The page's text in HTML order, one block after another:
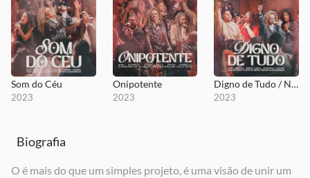
Som do Céu
2023
Onipotente
2023
Digno de Tudo / Nada Mais Satisfaz / Até Que Nada Mais Importe
2023
Biografia
O é mais do que um simples projeto, é uma visão de unir um